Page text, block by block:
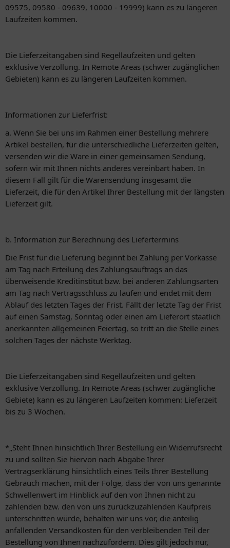
09575, 09580 - 09639, 10000 - 19999) kann es zu längeren
Laufzeiten kommen.
Die Lieferzeitangaben sind Regellaufzeiten und gelten
exklusive Verzollung. In Remote Areas (schwer zugänglichen
Gebieten) kann es zu längeren Laufzeiten kommen.
Informationen zur Lieferfrist:
a. Wenn Sie bei uns im Rahmen einer Bestellung mehrere
Artikel bestellen, für die unterschiedliche Lieferzeiten gelten,
versenden wir die Ware in einer gemeinsamen Sendung,
sofern wir mit Ihnen nichts anderes vereinbart haben. In
diesem Fall gilt für die Warensendung insgesamt die
Lieferzeit, die für den Artikel Ihrer Bestellung mit der längsten
Lieferzeit gilt.
b. Information zur Berechnung des Liefertermins
Die Frist für die Lieferung beginnt bei Zahlung per Vorkasse
am Tag nach Erteilung des Zahlungsauftrags an das
überweisende Kreditinstitut bzw. bei anderen Zahlungsarten
am Tag nach Vertragsschluss zu laufen und endet mit dem
Ablauf des letzten Tages der Frist. Fällt der letzte Tag der Frist
auf einen Samstag, Sonntag oder einen am Lieferort staatlich
anerkannten allgemeinen Feiertag, so tritt an die Stelle eines
solchen Tages der nächste Werktag.
Die Lieferzeitangaben sind Regellaufzeiten und gelten
exklusive Verzollung. In Remote Areas (schwer zugängliche
Gebiete) kann es zu längeren Laufzeiten kommen: Lieferzeit
bis zu 3 Wochen.
*„Steht Ihnen hinsichtlich Ihrer Bestellung ein Widerrufsrecht
zu und sollten Sie hiervon nach Abgabe Ihrer
Vertragserklärung hinsichtlich eines Teils Ihrer Bestellung
Gebrauch machen, mit der Folge, dass der von uns genannte
Schwellenwert im Hinblick auf den von Ihnen nicht zu
zahlenden bzw. den von uns zurückzuzahlenden Kaufpreis
unterschritten würde, behalten wir uns vor, die anteilig
anfallenden Versandkosten für den verbleibenden Teil der
Bestellung von Ihnen nachzufordern. Dies gilt jedoch nur,